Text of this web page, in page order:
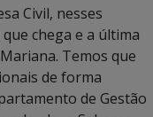
Civil, nesses
chega e a última
Temos que
de forma
de Gestão